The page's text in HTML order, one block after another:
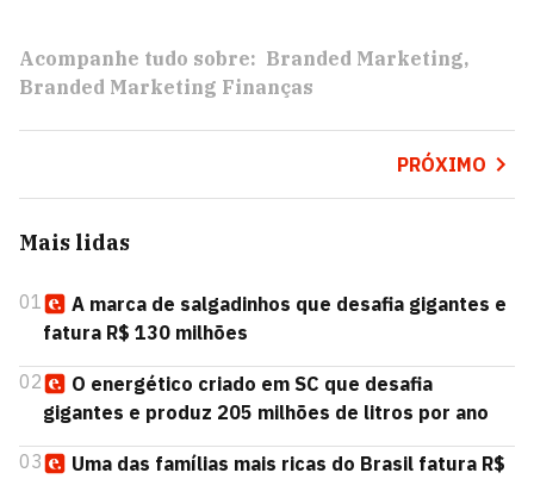
Acompanhe tudo sobre: Branded Marketing
Branded Marketing Finanças
PRÓXIMO
Mais lidas
01
A marca de salgadinhos que desafia gigantes e
fatura R$ 130 milhões
02
O energético criado em SC que desafia
gigantes e produz 205 milhões de litros por ano
03
Uma das famílias mais ricas do Brasil fatura R$